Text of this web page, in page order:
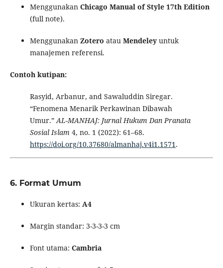
Menggunakan Chicago Manual of Style 17th Edition
(full note).
Menggunakan Zotero atau Mendeleyuntuk
manajemen referensi.
Contoh kutipan:
Rasyid, Arbanur, and Sawaluddin Siregar.
“Fenomena Menarik Perkawinan Dibawah
Umur.” AL-MANHAJ: Jurnal Hukum Dan Pranata
Sosial Islam 4, no. 1 (2022): 61–68.
https://doi.org/10.37680/almanhaj.v4i1.1571 .
6. Format Umum
Ukuran kertas: A4
Margin standar: 3-3-3-3 cm
Font utama: Cambria